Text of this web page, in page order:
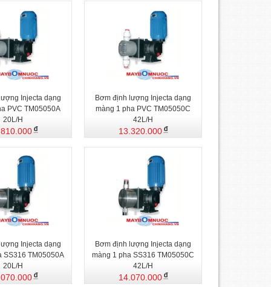
Injecta dạng
PVC TM05050A
20L/H
Bơm định lượng Injecta dạng
màng 1 pha PVC TM05050C
42L/H
13.320.000
Injecta dạng
SS316 TM05050A
20L/H
Bơm định lượng Injecta dạng
màng 1 pha SS316 TM05050C
42L/H
14.070.000